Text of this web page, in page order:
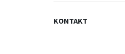
KONTAKT